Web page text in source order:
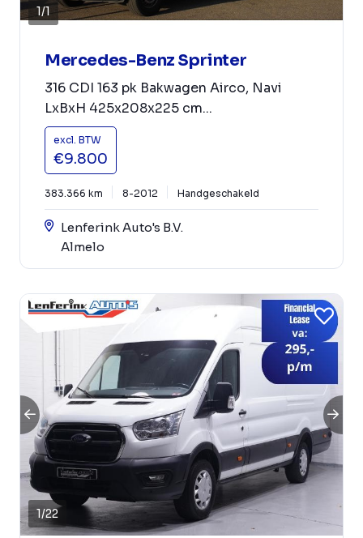
1/1
Mercedes-Benz Sprinter
316 CDI 163 pk Bakwagen Airco, Navi
LxBxH 425x208x225 cm...
excl. BTW
€9.800
383.366 km 8-2012 Handgeschakeld
Lenferink Auto's B.V.
Almelo
1/22